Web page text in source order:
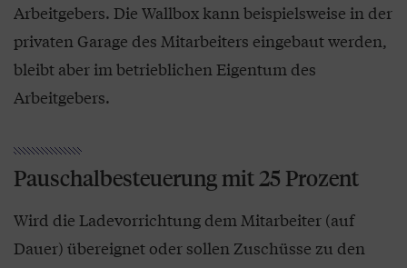
Arbeitgebers. Die Wallbox kann beispielsweise in der
privaten Garage des Mitarbeiters eingebaut werden,
bleibt aber im betrieblichen Eigentum des
Arbeitgebers.
Pauschalbesteuerung mit 25 Prozent
Wird die Ladevorrichtung dem Mitarbeiter (auf
Dauer) übereignet oder sollen Zuschüsse zu den